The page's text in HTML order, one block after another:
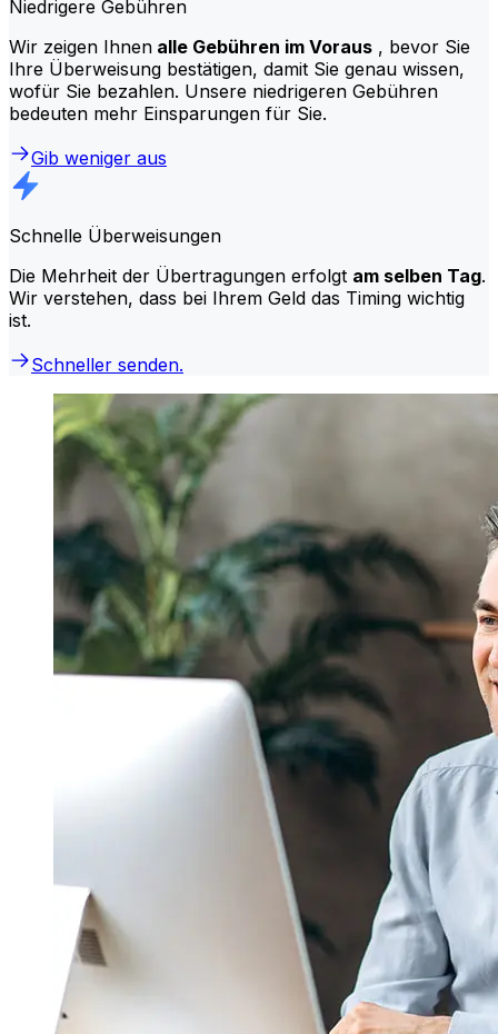
Niedrigere Gebühren
Wir zeigen Ihnen alle Gebühren im Voraus , bevor Sie
Ihre Überweisung bestätigen, damit Sie genau wissen,
wofür Sie bezahlen. Unsere niedrigeren Gebühren
bedeuten mehr Einsparungen für Sie.
Gib weniger aus
Schnelle Überweisungen
Die Mehrheit der Übertragungen erfolgt am selben Tag.
Wir verstehen, dass bei Ihrem Geld das Timing wichtig
ist.
Schneller senden.